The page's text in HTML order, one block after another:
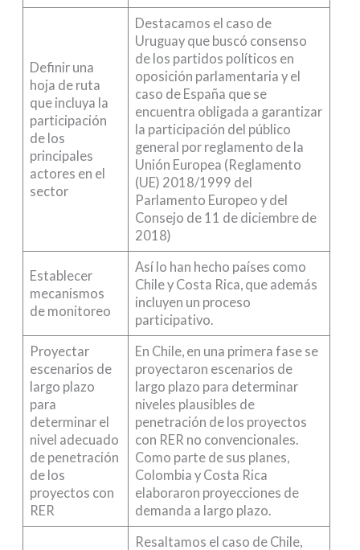
Definir una
hoja de ruta
que incluya la
participación
de los
principales
actores en el
sector
Destacamos el caso de
Uruguay que buscó consenso
de los partidos políticos en
oposición parlamentaria y el
caso de España que se
encuentra obligada a garantizar
la participación del público
general por reglamento de la
Unión Europea (Reglamento
(UE) 2018/1999 del
Parlamento Europeo y del
Consejo de 11 de diciembre de
2018)
Establecer
mecanismos
de monitoreo
Así lo han hecho países como
Chile y Costa Rica, que además
incluyen un proceso
participativo.
Proyectar
escenarios de
largo plazo
para
determinar el
nivel adecuado
de penetración
de los
proyectos con
RER
En Chile, en una primera fase se
proyectaron escenarios de
largo plazo para determinar
niveles plausibles de
penetración de los proyectos
con RER no convencionales.
Como parte de sus planes,
Colombia y Costa Rica
elaboraron proyecciones de
demanda a largo plazo.
Resaltamos el caso de Chile,